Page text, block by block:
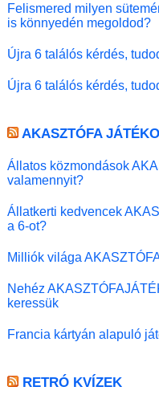
Felismered milyen
is könnyedén megoldod?
Újra 6 találós kérdés,
Újra 6 találós kérdés,
AKASZTÓFA
Állatos közmondások
valamennyit?
Állatkerti kedvencek
a 6-ot?
Milliók világa
Nehéz
keressük
Francia kártyán alapuló
RETRÓ KVÍZEK